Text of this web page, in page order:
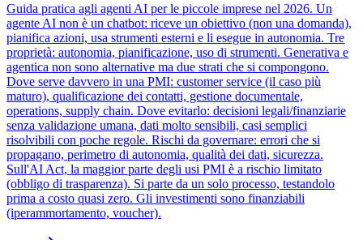
Guida pratica agli agenti AI per le piccole imprese nel 2026. Un
agente AI non è un chatbot: riceve un obiettivo (non una domanda),
pianifica azioni, usa strumenti esterni e li esegue in autonomia. Tre
proprietà: autonomia, pianificazione, uso di strumenti. Generativa e
agentica non sono alternative ma due strati che si compongono.
Dove serve davvero in una PMI: customer service (il caso più
maturo), qualificazione dei contatti, gestione documentale,
operations, supply chain. Dove evitarlo: decisioni legali/finanziarie
senza validazione umana, dati molto sensibili, casi semplici
risolvibili con poche regole. Rischi da governare: errori che si
propagano, perimetro di autonomia, qualità dei dati, sicurezza.
Sull'AI Act, la maggior parte degli usi PMI è a rischio limitato
(obbligo di trasparenza). Si parte da un solo processo, testandolo
prima a costo quasi zero. Gli investimenti sono finanziabili
(iperammortamento, voucher).